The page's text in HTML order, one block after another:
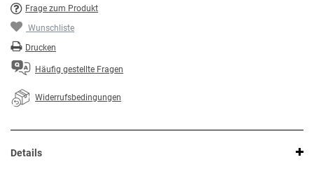
Frage zum Produkt
Wunschliste
Drucken
Häufig gestellte Fragen
Widerrufsbedingungen
Details